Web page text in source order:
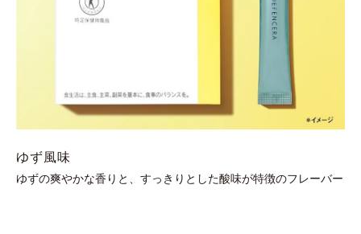
ゆず風味
ゆずの爽やかな香りと、すっきりとした酸味が特徴のフレーバー